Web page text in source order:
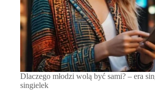
Dlaczego młodzi wolą być sami? – era
singielek